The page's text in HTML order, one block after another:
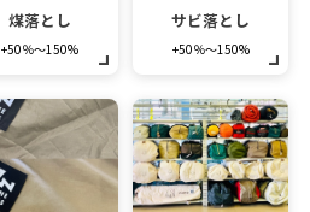
煤落とし
+50％～150%
サビ落とし
+50％～150%